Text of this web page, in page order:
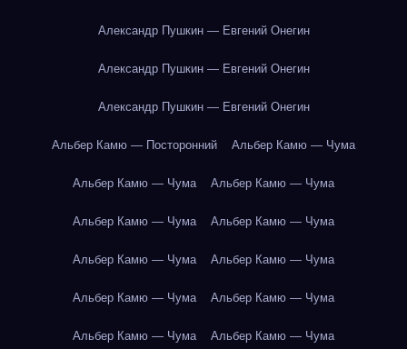
Александр Пушкин — Евгений Онегин
Александр Пушкин — Евгений Онегин
Александр Пушкин — Евгений Онегин
Альбер Камю — Посторонний Альбер Камю — Чума
Альбер Камю — Чума Альбер Камю — Чума
Альбер Камю — Чума Альбер Камю — Чума
Альбер Камю — Чума Альбер Камю — Чума
Альбер Камю — Чума Альбер Камю — Чума
Альбер Камю — Чума Альбер Камю — Чума